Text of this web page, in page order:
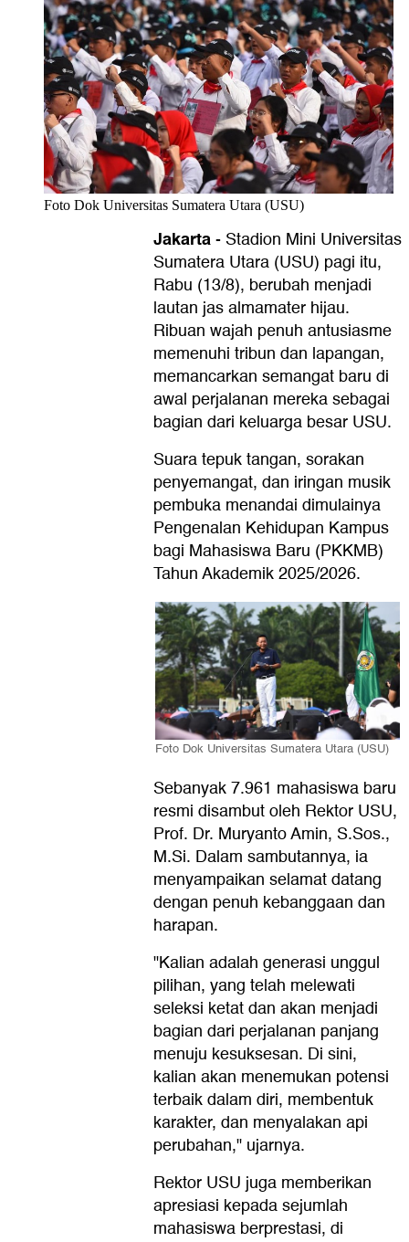
Foto Dok Universitas Sumatera Utara (USU)
Jakarta- Stadion Mini Universitas
Sumatera Utara (USU) pagi itu,
Rabu (13/8), berubah menjadi
lautan jas almamater hijau.
Ribuan wajah penuh antusiasme
memenuhi tribun dan lapangan,
memancarkan semangat baru di
awal perjalanan mereka sebagai
bagian dari keluarga besar USU.
Suara tepuk tangan, sorakan
penyemangat, dan iringan musik
pembuka menandai dimulainya
Pengenalan Kehidupan Kampus
bagi Mahasiswa Baru (PKKMB)
Tahun Akademik 2025/2026.
Foto Dok Universitas Sumatera Utara (USU)
Sebanyak 7.961 mahasiswa baru
resmi disambut oleh Rektor USU,
Prof. Dr. Muryanto Amin, S.Sos.,
M.Si. Dalam sambutannya, ia
menyampaikan selamat datang
dengan penuh kebanggaan dan
harapan.
"Kalian adalah generasi unggul
pilihan, yang telah melewati
seleksi ketat dan akan menjadi
bagian dari perjalanan panjang
menuju kesuksesan. Di sini,
kalian akan menemukan potensi
terbaik dalam diri, membentuk
karakter, dan menyalakan api
perubahan," ujarnya.
Rektor USU juga memberikan
apresiasi kepada sejumlah
mahasiswa berprestasi, di